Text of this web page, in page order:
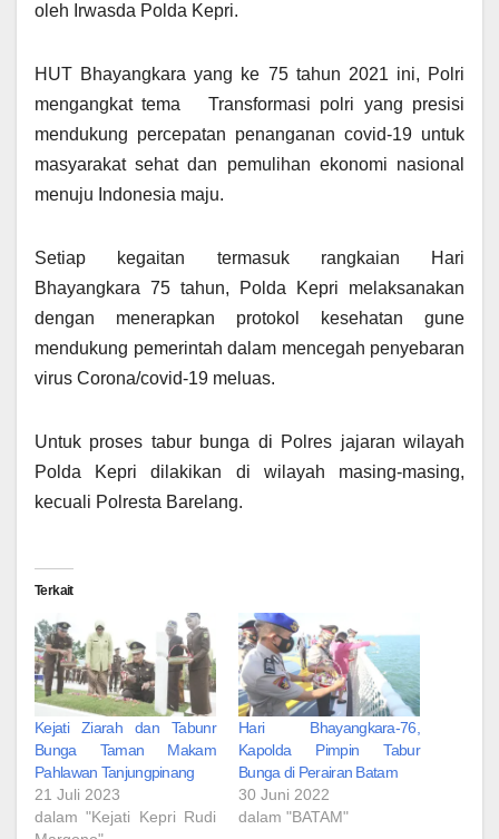
oleh Irwasda Polda Kepri.
HUT Bhayangkara yang ke 75 tahun 2021 ini, Polri
mengangkat tema Transformasi polri yang presisi
mendukung percepatan penanganan covid-19 untuk
masyarakat sehat dan pemulihan ekonomi nasional
menuju Indonesia maju.
Setiap kegaitan termasuk rangkaian Hari
Bhayangkara 75 tahun, Polda Kepri melaksanakan
dengan menerapkan protokol kesehatan gune
mendukung pemerintah dalam mencegah penyebaran
virus Corona/covid-19 meluas.
Untuk proses tabur bunga di Polres jajaran wilayah
Polda Kepri dilakikan di wilayah masing-masing,
kecuali Polresta Barelang.
Terkait
Kejati Ziarah dan Tabunr
Bunga Taman Makam
Pahlawan Tanjungpinang
21 Juli 2023
dalam "Kejati Kepri Rudi
Hari Bhayangkara-76,
Kapolda Pimpin Tabur
Bunga di Perairan Batam
30 Juni 2022
dalam "BATAM"